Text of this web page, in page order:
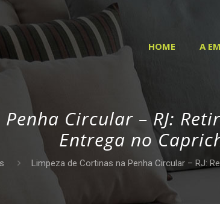
HOME A
Circular – RJ:
Entrega no
Limpeza de Cortinas na Penha Circular – RJ: